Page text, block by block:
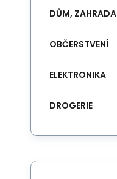
DŮM, ZAHRADA
OBČERSTVENÍ
ELEKTRONIKA
DROGERIE